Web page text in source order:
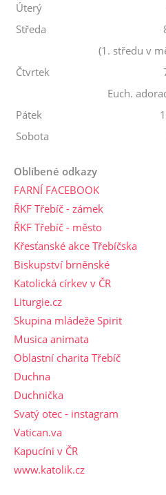
Úterý
Středa
(1. středu v
Čtvrtek
Euch.
Pátek
Sobota
Oblíbené odkazy
FARNÍ FACEBOOK
ŘKF Třebíč - zámek
ŘKF Třebíč - město
Křesťanské akce Třebíčska
Biskupství brněnské
Katolická církev v ČR
Liturgie.cz
Skupina mládeže Spirit
Musica animata
Oblastní charita Třebíč
Duchna
Duchnička
Svatý otec - instagram
Vatican.va
Kapucíni v ČR
www.katolik.cz